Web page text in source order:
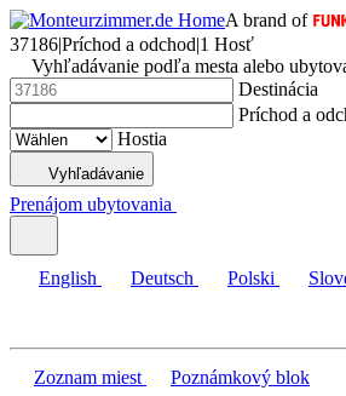
A brand of
37186|Príchod a odchod|1 Hosť
Vyhľadávanie podľa mesta alebo
Destinácia
Príchod a
Hostia
Vyhľadávanie
Prenájom ubytovania
English Deutsch Polski
Zoznam miest Poznámkový blok